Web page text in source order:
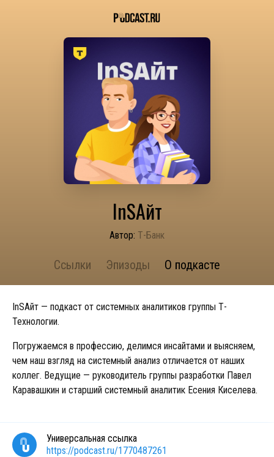
InSAйт
Автор: Т-Банк
Ссылки Эпизоды О подкасте
InSAйт — подкаст от системных аналитиков группы Т-
Технологии.
Погружаемся в профессию, делимся инсайтами и выясняем,
чем наш взгляд на системный анализ отличается от наших
коллег. Ведущие — руководитель группы разработки Павел
Каравашкин и старший системный аналитик Есения Киселева.
Универсальная ссылка
https://podcast.ru/1770487261